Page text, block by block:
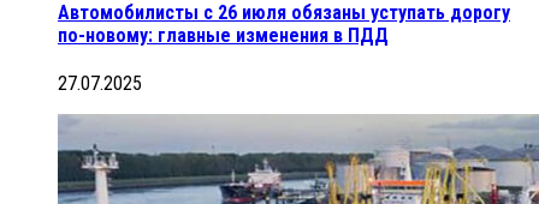
Автомобилисты с 26 июля обязаны уступать дорогу
по-новому: главные изменения в ПДД
27.07.2025